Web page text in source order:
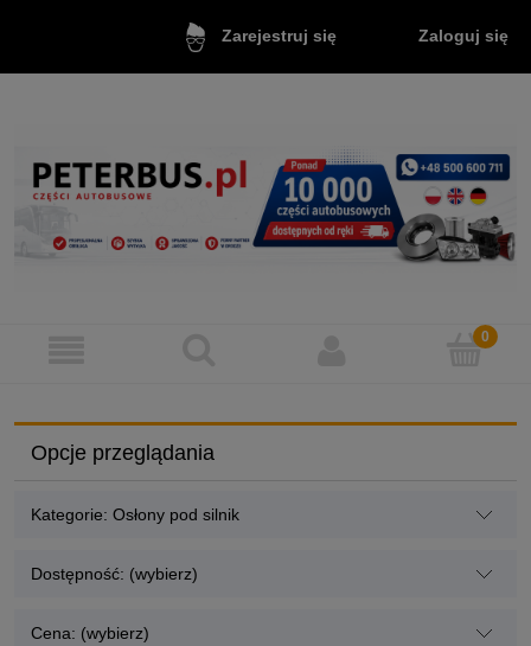
Zarejestruj się Zaloguj się
Opcje przeglądania
Kategorie: Osłony pod silnik
Dostępność: (wybierz)
Cena: (wybierz)